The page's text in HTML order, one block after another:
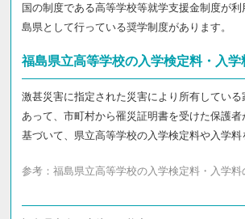
国の制度である高等学校等就学支援金制度が
島県として行っている奨学制度があります。
福島県立高等学校の入学検定料・入学
激甚災害に指定された災害により所有してい
あって、市町村から罹災証明書を受けた保護者
基づいて、県立高等学校の入学検定料や入学料
参考： 福島県立高等学校の入学検定料・入学料